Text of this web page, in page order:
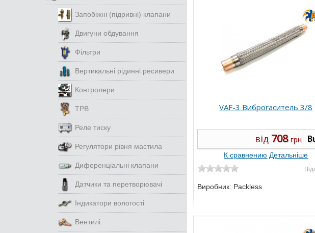
VAF-3 Виброгаситель 3/8
від 708 грн
К сравнению Детальніше
Виробник: Packless
Запобіжні (підривні) клапани
Двигуни обдування
Фільтри
Вертикальні рідинні ресивери
Контролери
ТРВ
Реле тиску
Регулятори рівня мастила
Диференціальні клапани
Датчики та перетворювачі
Індикатори вологості
Вентилі